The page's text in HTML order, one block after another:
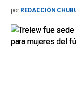
por REDACCIÓN